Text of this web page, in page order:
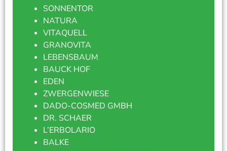
SONNENTOR
NATURA
VITAQUELL
GRANOVITA
LEBENSBAUM
BAUCK HOF
EDEN
ZWERGENWIESE
DADO-COSMED GMBH
DR. SCHAER
L’ERBOLARIO
BALKE